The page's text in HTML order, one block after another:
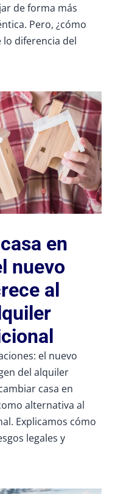
de forma más
Pero, ¿cómo
diferencia del
en
nuevo
al
el nuevo
del alquiler
casa en
alternativa al
Explicamos cómo
legales y